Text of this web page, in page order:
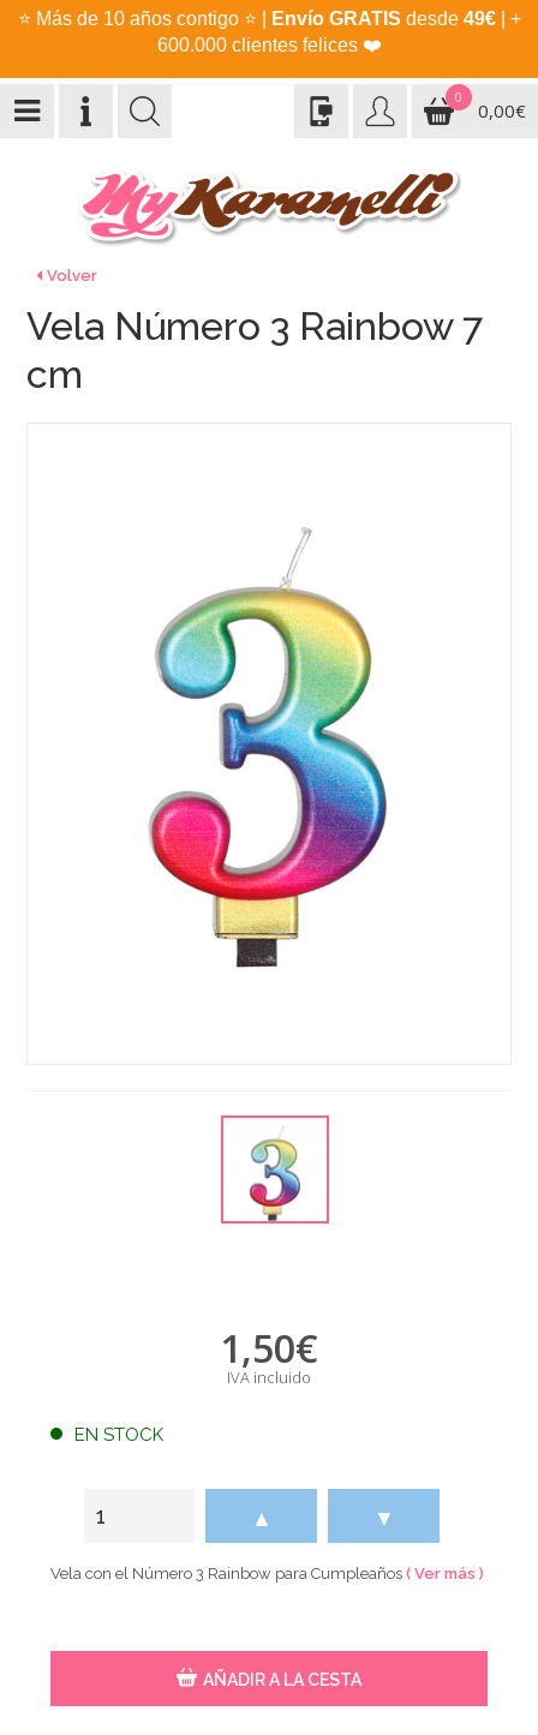
⭐ Más de 10 años contigo ⭐ Envío GRATIS desde 49€| +
600.000 clientes felices ❤️
0
0,00€
Volver
Vela Número 3 Rainbow 7
cm
1,50€
IVA incluido
EN STOCK
▲ ▼
Vela con el Número 3 Rainbow para Cumpleaños( Ver más )
AÑADIR A LA CESTA